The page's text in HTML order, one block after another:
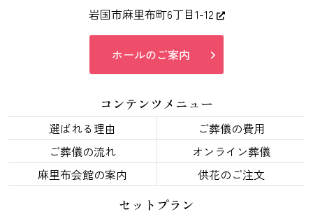
岩国市麻里布町6丁目1-12
ホールのご案内
コンテンツメニュー
選ばれる理由
ご葬儀の費用
ご葬儀の流れ
オンライン葬儀
麻里布会館の案内
供花のご注文
セットプラン